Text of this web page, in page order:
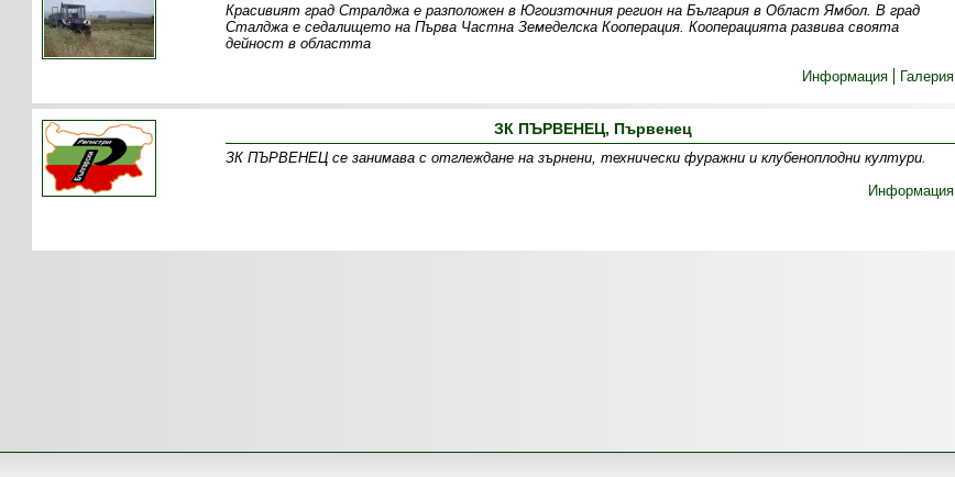
Красивият град Стралджа е разположен в Югоизточния регион на България в Област Ямбол. В град
Сталджа е седалището на Първа Частна Земеделска Кооперация. Кооперацията развива своята
дейност в областта
Информация
Галерия
ЗК ПЪРВЕНЕЦ, Първенец
ЗК ПЪРВЕНЕЦ се занимава с отглеждане на зърнени, технически фуражни и клубеноплодни култури.
Информация